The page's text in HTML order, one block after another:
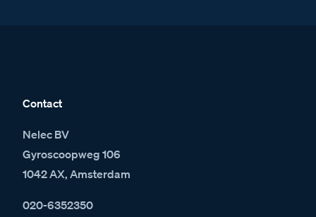
Contact
Nelec BV
Gyroscoopweg 106
1042 AX, Amsterdam
020-6352350